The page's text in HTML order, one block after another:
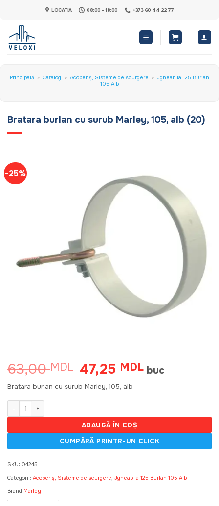
content
LOCAȚIA 08:00 - 18:00 +373 60 44 22 77
Principală » Catalog » Acoperiș, Sisteme de scurgere » Jgheab la 125 Burlan
105 Alb
Bratara burlan cu surub Marley, 105, alb (20)
-25%
63,00MDL Prețul
inițial
a
47,25 MDLPrețul
curent
buc
Bratara burlan cu surub Marley, 105, alb
ADAUGĂ ÎN COȘ
SKU: 04245
Categorii: Acoperiș, Sisteme de scurgere, Jgheab la 125 Burlan 105 Alb
Brand Marley